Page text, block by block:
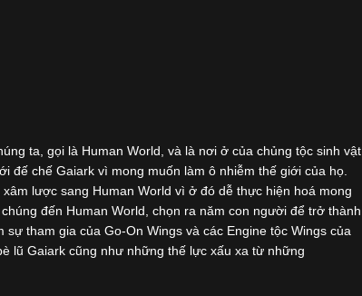
ta, gọi là Human World, và là nơi ở của chủng tộc sinh vật
đế chế Gaiark vì mong muốn làm ô nhiễm thế giới của họ.
lược sang Human World vì ở đó dễ thực hiện hoá mong
đến Human World, chọn ra năm con người để trở thành
tham gia của Go-On Wings và các Engine tộc Wings của
lũ Gaiark cũng như những thế lực xấu xa từ những